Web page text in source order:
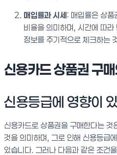
매입률과 시세: 매입률은 상품
비율을 의미하며, 시간에 따
정보를 주기적으로 체크하는
신용카드 상품권 구
신용등급에 영향이
신용카드로 상품권을 구매한다는
것을 의미하며, 그로 인해 신용등급
있습니다. 그러나 다음과 같은 조건